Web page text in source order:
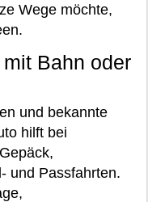
Wege möchte,
Bahn oder
und bekannte
hilft bei
und Passfahrten.